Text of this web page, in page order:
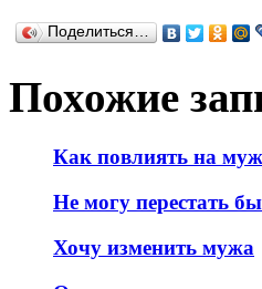
Поделиться…
Похожие
Как повлиять на
Не могу перестать
Хочу изменить мужа